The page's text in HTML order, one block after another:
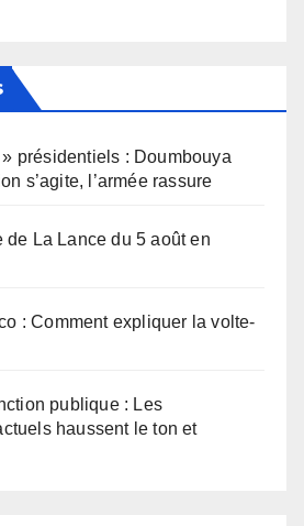
présidentiels : Doumbouya
s’agite, l’armée rassure
de La Lance du 5 août en
: Comment expliquer la volte-
publique : Les
haussent le ton et